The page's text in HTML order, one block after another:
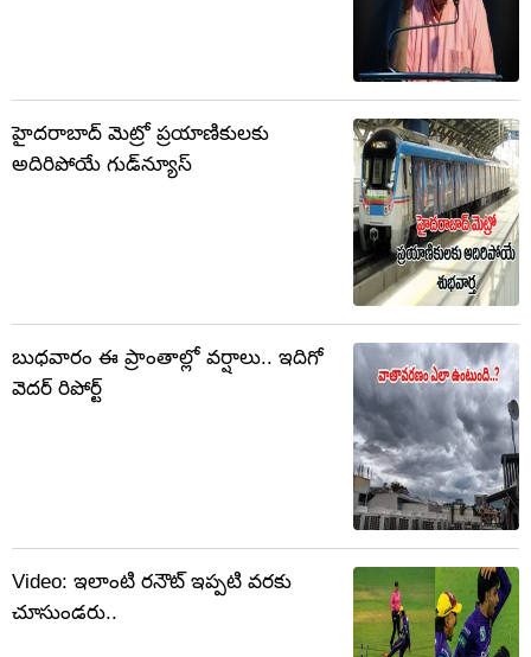
హైదరాబాద్ మెట్రో ప్రయాణికులకు
అదిరిపోయే గుడ్‌న్యూస్
బుధవారం ఈ ప్రాంతాల్లో వర్షాలు.. ఇదిగో
వెదర్ రిపోర్ట్
Video: ఇలాంటి రనౌట్ ఇప్పటి వరకు
చూసుండరు..